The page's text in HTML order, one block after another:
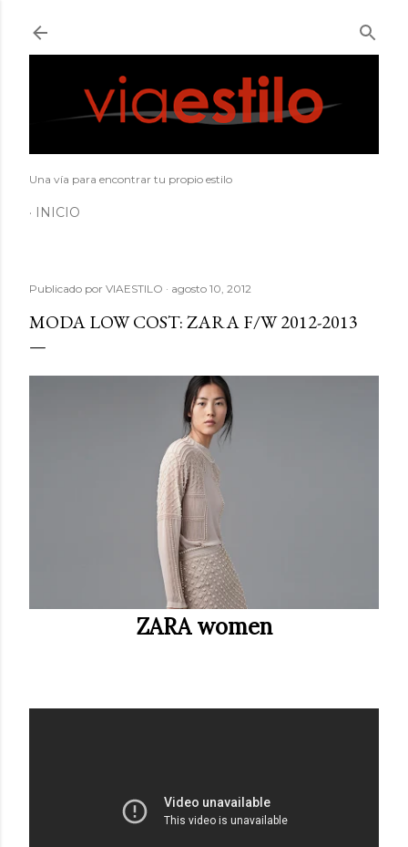
Una vía para encontrar tu propio estilo
INICIO
Publicado por VIAESTILO agosto 10, 2012
MODA LOW COST: ZARA F/W 2012-2013
ZARA women